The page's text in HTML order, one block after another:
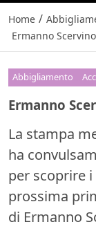
Home /
Ermanno
Abbigliamento
Ermanno
La stampa
ha
per scoprire
prossima
di Ermanno